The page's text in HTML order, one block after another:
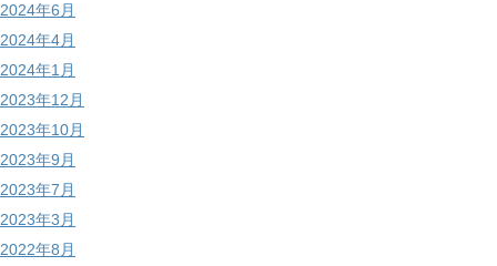
2024年6月
2024年4月
2024年1月
2023年12月
2023年10月
2023年9月
2023年7月
2023年3月
2022年8月